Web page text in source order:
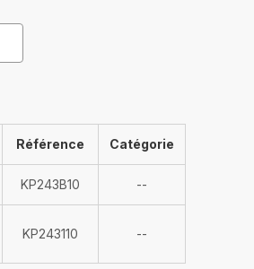
Référence Catégorie
KP243B10 --
KP243110 --